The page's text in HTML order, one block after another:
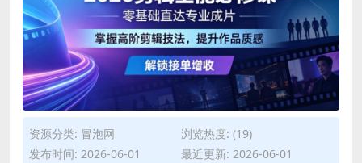
资源分类: 冒泡网
浏览热度: (19)
发布时间: 2026-06-01
最近更新: 2026-06-01